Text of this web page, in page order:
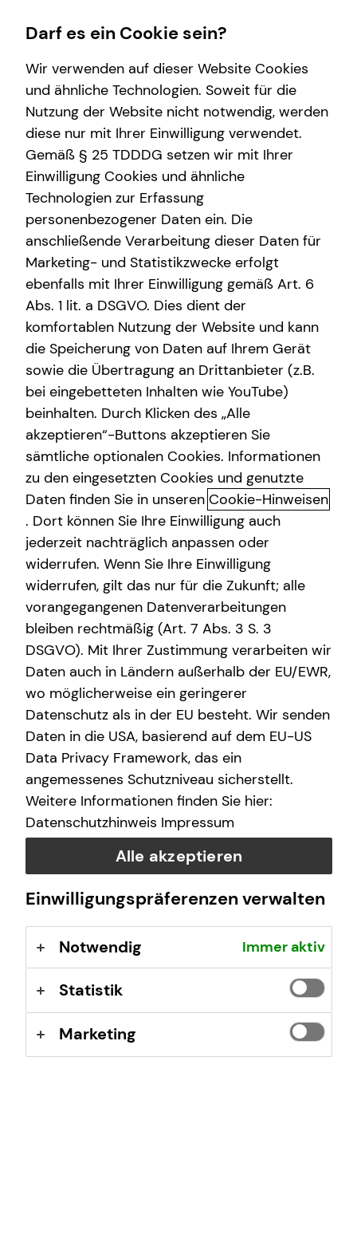
Wissenswertes
Interview
Über mich
Über tecis
Finanzberatung
Spezialisten-Netzwerk
Investment
Kapitalanlage Immobilien
Immobilienfinanzierung
Service
Schadenabwicklung
Impressum
Nils Holl
Selbstständiger Repräsentant für die tecis
Finanzdienstleistungen AG
Gabelsbergerstraße 12
35398 Gießen
Mobil: +49 (171) 9564168
E-Mail:nils.holl@tecis.de
Verantwortlicher im Sinne des § 18 Abs. 2
MStV
Nils Holl
Gabelsbergerstraße 12
35398 Gießen
Erlaubnis nach § 34d GewO​
Aufsichtsbehörde:
IHK Limburg
Walderdorffstraße 7
65549 Limburg
Registrierungsnummer: D-UKM5-FCQQ6-91
Berufsbezeichnung: Versicherungsvertreter mit Erlaubnis
nach § 34 d Abs. 1 GewO Bundesrepublik Deutschland
Berufsrechtliche Regelungen: § 34 d Gewerbeordnung
Versicherungsvertrag (VVG), Verordnung über die
Versicherungsvermittlung und -beratung (VersVermV),
abrufbar unterwww.gesetze-im-internet.de
Erlaubnis nach § 34f GewO ​
Aufsichtsbehörde:
Walderdorffstraße 7
65549 Limburg
Registrierungsnummer: D-F-146-KBHK-72
Berufsbezeichnung: Finanzanlagenvermittler nach § 34f
Abs. 1 Satz 1 Nr. 1 GewO Bundesrepublik Deutschland
Berufsrechtliche Regelungen: § 34 f Gewerbeordnung
Darf es ein Cookie sein?
Wir verwenden auf dieser Website Cookies
und ähnliche Technologien. Soweit für die
Nutzung der Website nicht notwendig, werden
diese nur mit Ihrer Einwilligung verwendet.
Gemäß § 25 TDDDG setzen wir mit Ihrer
Einwilligung Cookies und ähnliche
Technologien zur Erfassung
personenbezogener Daten ein. Die
anschließende Verarbeitung dieser Daten für
Marketing- und Statistikzwecke erfolgt
ebenfalls mit Ihrer Einwilligung gemäß Art. 6
Abs. 1 lit. a DSGVO. Dies dient der
komfortablen Nutzung der Website und kann
die Speicherung von Daten auf Ihrem Gerät
sowie die Übertragung an Drittanbieter (z.B.
bei eingebetteten Inhalten wie YouTube)
beinhalten. Durch Klicken des „Alle
akzeptieren“-Buttons akzeptieren Sie
sämtliche optionalen Cookies. Informationen
zu den eingesetzten Cookies und genutzte
Daten finden Sie in unseren Cookie-Hinweisen
. Dort können Sie Ihre Einwilligung auch
jederzeit nachträglich anpassen oder
widerrufen. Wenn Sie Ihre Einwilligung
widerrufen, gilt das nur für die Zukunft; alle
vorangegangenen Datenverarbeitungen
bleiben rechtmäßig (Art. 7 Abs. 3 S. 3
DSGVO). Mit Ihrer Zustimmung verarbeiten wir
Daten auch in Ländern außerhalb der EU/EWR,
wo möglicherweise ein geringerer
Datenschutz als in der EU besteht. Wir senden
Daten in die USA, basierend auf dem EU-US
Data Privacy Framework, das ein
angemessenes Schutzniveau sicherstellt.
Weitere Informationen finden Sie hier:
Datenschutzhinweis Impressum
Alle akzeptieren
Einwilligungspräferenzen verwalten
Notwendig Immer aktiv
Statistik
Marketing